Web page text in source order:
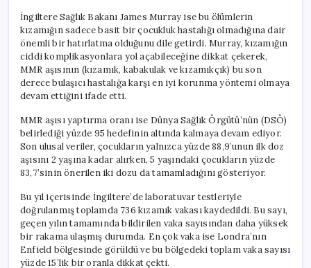
İngiltere Sağlık Bakanı James Murray ise bu ölümlerin
kızamığın sadece basit bir çocukluk hastalığı olmadığına dair
önemli bir hatırlatma olduğunu dile getirdi. Murray, kızamığın
ciddi komplikasyonlara yol açabileceğine dikkat çekerek,
MMR aşısının (kızamık, kabakulak ve kızamıkçık) bu son
derece bulaşıcı hastalığa karşı en iyi korunma yöntemi olmaya
devam ettiğini ifade etti.
MMR aşısı yaptırma oranı ise Dünya Sağlık Örgütü’nün (DSÖ)
belirlediği yüzde 95 hedefinin altında kalmaya devam ediyor.
Son ulusal veriler, çocukların yalnızca yüzde 88,9’unun ilk doz
aşısını 2 yaşına kadar alırken, 5 yaşındaki çocukların yüzde
83,7’sinin önerilen iki dozu da tamamladığını gösteriyor.
Bu yıl içerisinde İngiltere’de laboratuvar testleriyle
doğrulanmış toplamda 736 kızamık vakası kaydedildi. Bu sayı,
geçen yılın tamamında bildirilen vaka sayısından daha yüksek
bir rakama ulaşmış durumda. En çok vaka ise Londra’nın
Enfield bölgesinde görüldü ve bu bölgedeki toplam vaka sayısı
yüzde 15’lik bir oranla dikkat çekti.